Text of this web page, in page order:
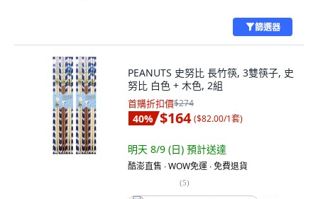
篩選器
PEANUTS 史努比 長竹筷, 3雙筷子, 史
努比 白色 + 木色, 2組
首購折扣價$274
40% $164 ($82.00/1套)
明天 8/9 (日) 預計送達
酷澎直售 ∙ WOW免運 ∙ 免費退貨
(5)